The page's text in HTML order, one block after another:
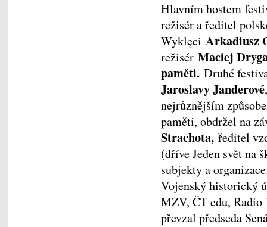
Hlavním hostem
režisér a ředitel
Wyklęci Arkadiusz
režisér Maciej
paměti. Druhé
Jaroslavy Janderové
nejrůznějším
paměti, obdržel na
Strachota, ředitel
(dříve Jeden svět na
subjekty a
Vojenský historický
MZV, ČT edu, Radio
převzal předseda